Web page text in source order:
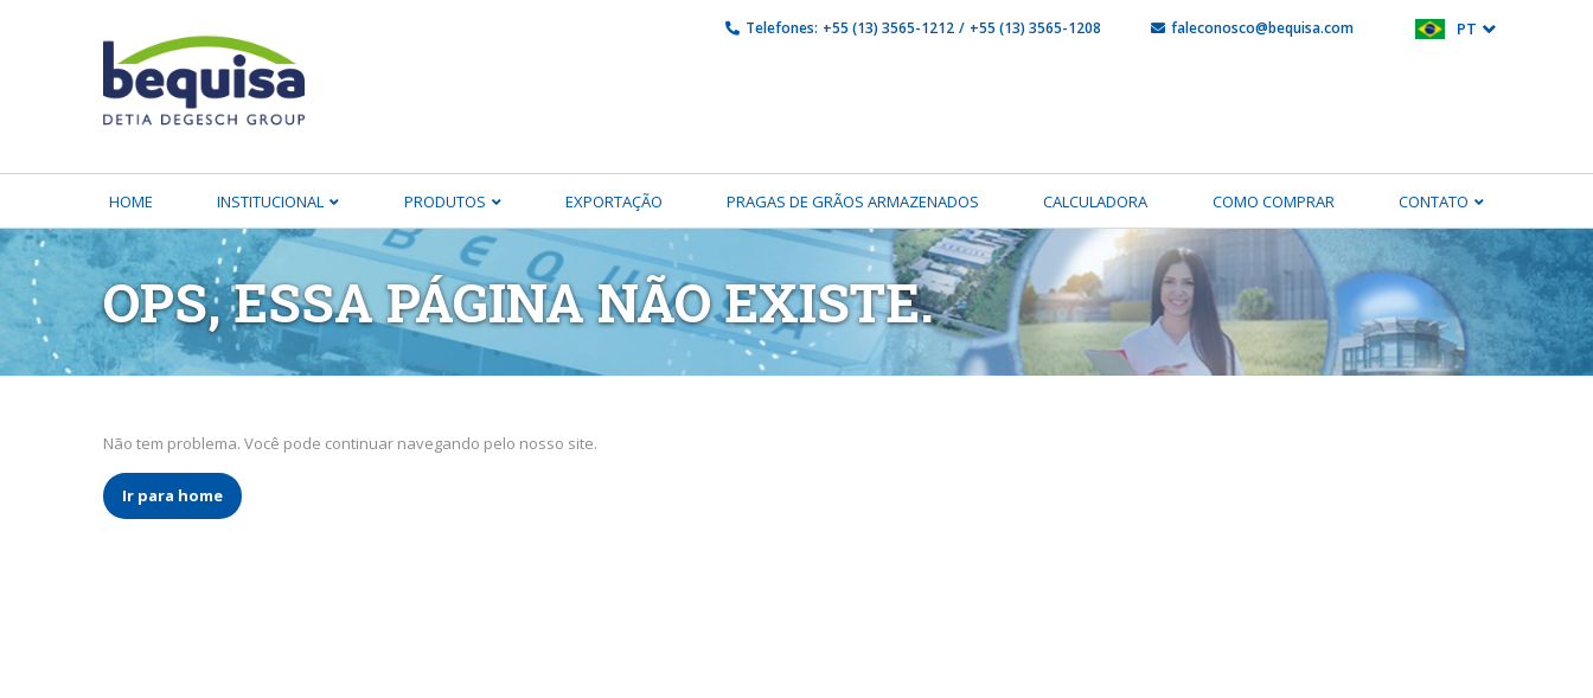
Telefones: +55 (13) 3565-1212 / +55 (13) 3565-1208 faleconosco@bequisa.com PT
HOME INSTITUCIONAL PRODUTOS EXPORTAÇÃO PRAGAS DE GRÃOS ARMAZENADOS CALCULADORA COMO COMPRAR CONTATO
OPS, ESSA PÁGINA NÃO EXISTE.
Não tem problema. Você pode continuar navegando pelo nosso site.
Ir para home